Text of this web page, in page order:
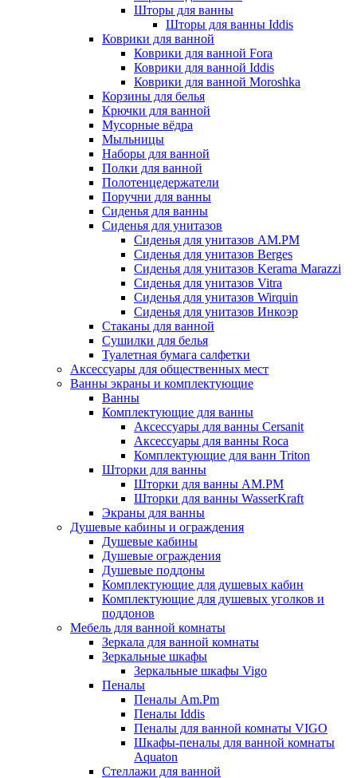
Шторы для ванны
Шторы для ванны Iddis
Коврики для ванной
Коврики для ванной Fora
Коврики для ванной Iddis
Коврики для ванной Moroshka
Корзины для белья
Крючки для ванной
Мусорные вёдра
Мыльницы
Наборы для ванной
Полки для ванной
Полотенцедержатели
Поручни для ванны
Сиденья для ванны
Сиденья для унитазов
Сиденья для унитазов AM.PM
Сиденья для унитазов Berges
Сиденья для унитазов Kerama Marazzi
Сиденья для унитазов Vitra
Сиденья для унитазов Wirquin
Сиденья для унитазов Инкоэр
Стаканы для ванной
Сушилки для белья
Туалетная бумага салфетки
Аксессуары для общественных мест
Ванны экраны и комплектующие
Ванны
Комплектующие для ванны
Аксессуары для ванны Cersanit
Аксессуары для ванны Roca
Комплектующие для ванн Triton
Шторки для ванны
Шторки для ванны AM.PM
Шторки для ванны WasserKraft
Экраны для ванны
Душевые кабины и ограждения
Душевые кабины
Душевые ограждения
Душевые поддоны
Комплектующие для душевых кабин
Комплектующие для душевых уголков и
поддонов
Мебель для ванной комнаты
Зеркала для ванной комнаты
Зеркальные шкафы
Зеркальные шкафы Vigo
Пеналы
Пеналы Am.Pm
Пеналы Iddis
Пеналы для ванной комнаты VIGO
Шкафы-пеналы для ванной комнаты
Aquaton
Стеллажи для ванной